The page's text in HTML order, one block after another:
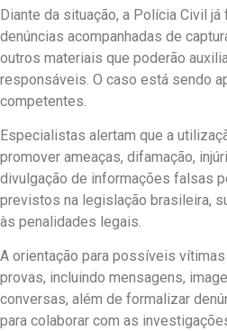
Diante da situação, a Polícia Civil
denúncias acompanhadas de
outros materiais que poderão
responsáveis. O caso está sendo
competentes.
Especialistas alertam que a
promover ameaças, difamação,
divulgação de informações falsas
previstos na legislação brasileira,
às penalidades legais.
A orientação para possíveis
provas, incluindo mensagens,
conversas, além de formalizar
para colaborar com as